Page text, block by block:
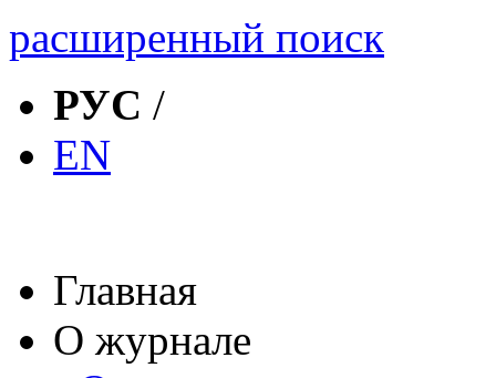
расширенный поиск
РУС /
EN
Главная
О журнале